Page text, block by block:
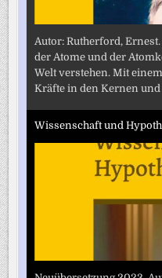
Autor: Rutherford,
der Atome und der
Welt verstehen. Mit
Kräfte in den Kernen und
Wissenschaft und